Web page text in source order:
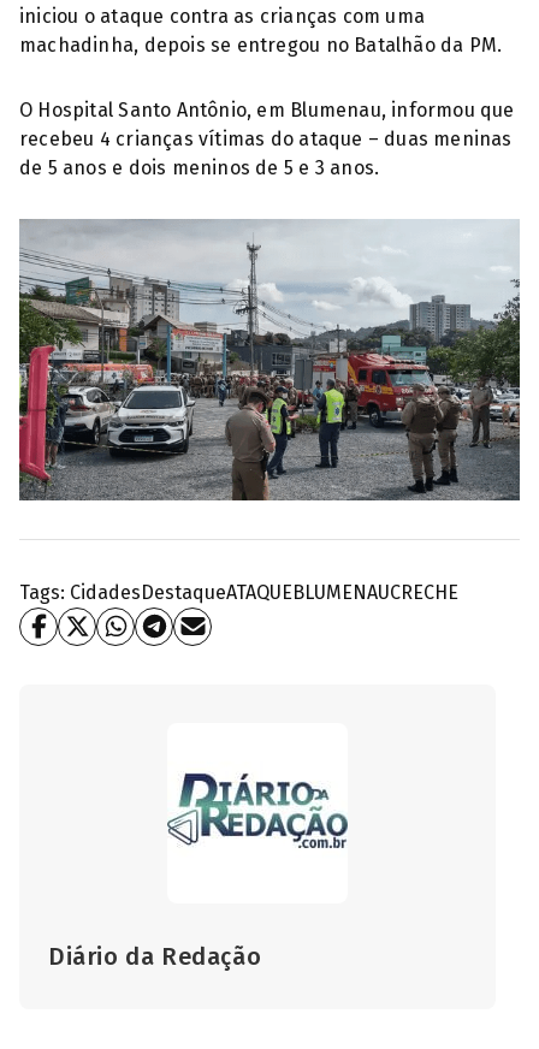
iniciou o ataque contra as crianças com uma
machadinha, depois se entregou no Batalhão da PM.
O Hospital Santo Antônio, em Blumenau, informou que
recebeu 4 crianças vítimas do ataque – duas meninas
de 5 anos e dois meninos de 5 e 3 anos.
Tags: CidadesDestaqueATAQUEBLUMENAUCRECHE
Diário da Redação